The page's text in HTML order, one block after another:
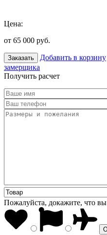
Цена:
от 65 000 руб.
Заказать Добавить в корзину
замерщика
Получить расчет
Пожалуйста, докажите, что